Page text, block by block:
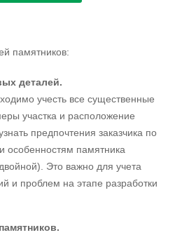
памятников:
деталей.
учесть все существенные
участка и расположение
предпочтения заказчика по
особенностям памятника
Это важно для учета
и проблем на этапе разработки